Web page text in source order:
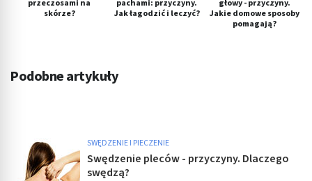
przeczosami na
skórze?
pachami: przyczyny.
Jak łagodzić i leczyć?
głowy - przyczyny.
Jakie domowe sposoby
pomagają?
Podobne artykuły
SWĘDZENIE I PIECZENIE
Swędzenie pleców - przyczyny. Dlaczego
swędzą?